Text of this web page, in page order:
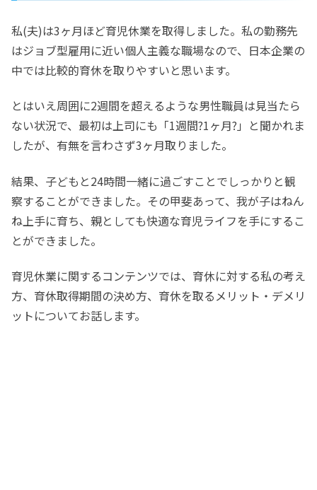
私(夫)は3ヶ月ほど育児休業を取得しました。私の勤務先
はジョブ型雇用に近い個人主義な職場なので、日本企業の
中では比較的育休を取りやすいと思います。
とはいえ周囲に2週間を超えるような男性職員は見当たら
ない状況で、最初は上司にも「1週間?1ヶ月?」と聞かれま
したが、有無を言わさず3ヶ月取りました。
結果、子どもと24時間一緒に過ごすことでしっかりと観
察することができました。その甲斐あって、我が子はねん
ね上手に育ち、親としても快適な育児ライフを手にするこ
とができました。
育児休業に関するコンテンツでは、育休に対する私の考え
方、育休取得期間の決め方、育休を取るメリット・デメリ
ットについてお話します。